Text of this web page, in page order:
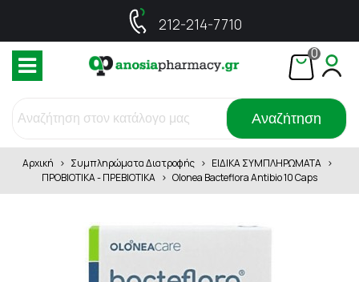
212-214-7710
0
Αναζήτηση
Αρχική > Συμπληρώματα Διατροφής > ΕΙΔΙΚΑ ΣΥΜΠΛΗΡΩΜΑΤΑ >
ΠΡΟΒΙΟΤΙΚΑ - ΠΡΕΒΙΟΤΙΚΑ > Olonea Bacteflora Antibio 10 Caps